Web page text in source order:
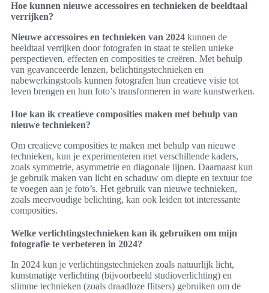
Hoe kunnen nieuwe accessoires en technieken de beeldtaal
verrijken?
Nieuwe accessoires en technieken van 2024 kunnen de
beeldtaal verrijken door fotografen in staat te stellen unieke
perspectieven, effecten en composities te creëren. Met behulp
van geavanceerde lenzen, belichtingstechnieken en
nabewerkingstools kunnen fotografen hun creatieve visie tot
leven brengen en hun foto’s transformeren in ware kunstwerken.
Hoe kan ik creatieve composities maken met behulp van
nieuwe technieken?
Om creatieve composities te maken met behulp van nieuwe
technieken, kun je experimenteren met verschillende kaders,
zoals symmetrie, asymmetrie en diagonale lijnen. Daarnaast kun
je gebruik maken van licht en schaduw om diepte en textuur toe
te voegen aan je foto’s. Het gebruik van nieuwe technieken,
zoals meervoudige belichting, kan ook leiden tot interessante
composities.
Welke verlichtingstechnieken kan ik gebruiken om mijn
fotografie te verbeteren in 2024?
In 2024 kun je verlichtingstechnieken zoals natuurlijk licht,
kunstmatige verlichting (bijvoorbeeld studioverlichting) en
slimme technieken (zoals draadloze flitsers) gebruiken om de